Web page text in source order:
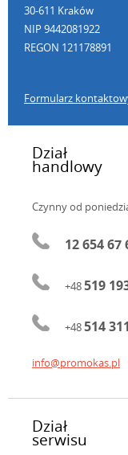
30-611 Kraków
NIP 9442081922
REGON 121178891
Formularz
Dział
handlowy
Czynny od
12 654 67
+48519
+48514
info@promokas.pl
Dział
serwisu